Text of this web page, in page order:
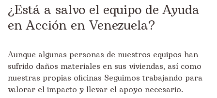
¿Está a salvo el equipo de Ayuda
en Acción en Venezuela?
Aunque algunas personas de nuestros equipos han
sufrido daños materiales en sus viviendas, así como
nuestras propias oficinas Seguimos trabajando para
valorar el impacto y llevar el apoyo necesario.